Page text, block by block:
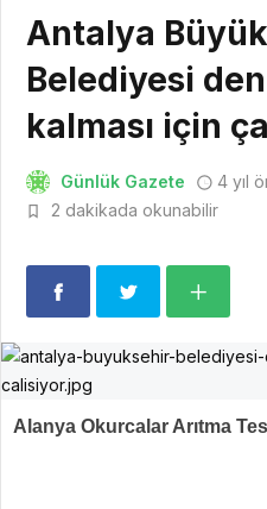
Antalya
Belediyesi
kalması için
Günlük Gazete 4 yıl
2 dakikada okunabilir
Alanya Okurcalar Arıtma